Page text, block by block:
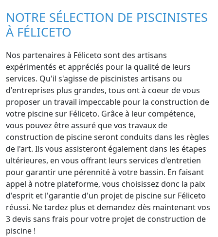
NOTRE SÉLECTION DE PISCINISTES
À FÉLICETO
Nos partenaires à Féliceto sont des artisans
expérimentés et appréciés pour la qualité de leurs
services. Qu'il s'agisse de piscinistes artisans ou
d'entreprises plus grandes, tous ont à coeur de vous
proposer un travail impeccable pour la construction de
votre piscine sur Féliceto. Grâce à leur compétence,
vous pouvez être assuré que vos travaux de
construction de piscine seront conduits dans les règles
de l'art. Ils vous assisteront également dans les étapes
ultérieures, en vous offrant leurs services d'entretien
pour garantir une pérennité à votre bassin. En faisant
appel à notre plateforme, vous choisissez donc la paix
d'esprit et l'garantie d'un projet de piscine sur Féliceto
réussi. Ne tardez plus et demandez dès maintenant vos
3 devis sans frais pour votre projet de construction de
piscine !